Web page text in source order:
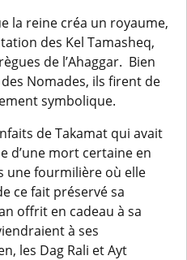
la reine créa un royaume,
des Kel Tamasheq,
de l’Ahaggar. Bien
Nomades, ils firent de
symbolique.
de Takamat qui avait
d’une mort certaine en
une fourmilière où elle
ce fait préservé sa
offrit en cadeau à sa
à ses
les Dag Rali et Ayt